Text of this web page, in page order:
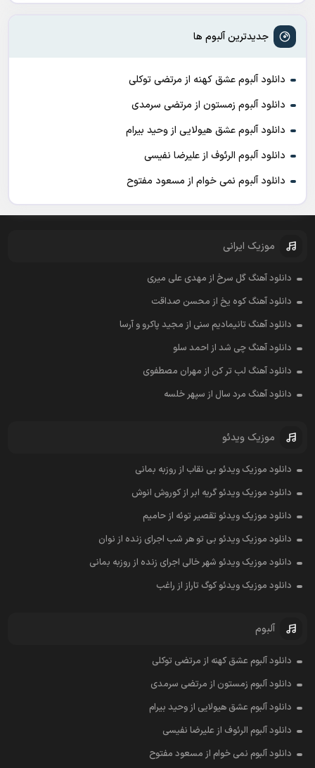
جدیدترین آلبوم ها
دانلود آلبوم عشق کهنه از مرتضی توکلی
دانلود آلبوم زمستون از مرتضی سرمدی
دانلود آلبوم عشق هیولایی از وحید بیرام
دانلود آلبوم الرئوف از علیرضا نفیسی
دانلود آلبوم نمی خوام از مسعود مفتوح
موزیک ایرانی
دانلود آهنگ گل سرخ از مهدی علی میری
دانلود آهنگ کوه یخ از محسن صداقت
دانلود آهنگ تانیمادیم سنی از مجید پاکرو و آرسا
دانلود آهنگ چی شد از احمد سلو
دانلود آهنگ لب تر کن از مهران مصطفوی
دانلود آهنگ مرد سال از سپهر خلسه
موزیک ویدئو
دانلود موزیک ویدئو بی نقاب از روزبه بمانی
دانلود موزیک ویدئو گریه ابر از کوروش انوش
دانلود موزیک ویدئو تقصیر توئه از حامیم
دانلود موزیک ویدئو بی تو هر شب اجرای زنده از نوان
دانلود موزیک ویدئو شهر خالی اجرای زنده از روزبه بمانی
دانلود موزیک ویدئو کوگ تاراز از راغب
آلبوم
دانلود آلبوم عشق کهنه از مرتضی توکلی
دانلود آلبوم زمستون از مرتضی سرمدی
دانلود آلبوم عشق هیولایی از وحید بیرام
دانلود آلبوم الرئوف از علیرضا نفیسی
دانلود آلبوم نمی خوام از مسعود مفتوح